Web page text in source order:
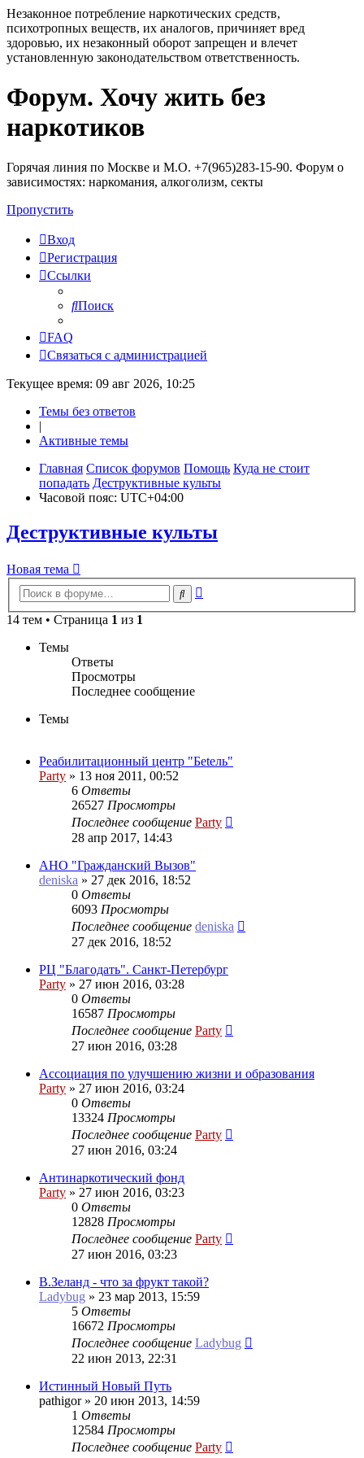
Незаконное потребление наркотических средств,
психотропных веществ, их аналогов, причиняет вред
здоровью, их незаконный оборот запрещен и влечет
установленную законодательством ответственность.
Регистрация
Форум. Хочу жить без
наркотиков
Горячая линия по Москве и М.О. +7(965)283-15-90. Форум о
зависимостях: наркомания, алкоголизм, секты
Пропустить
Вход
Регистрация
Ссылки
Поиск
FAQ
Связаться с администрацией
Текущее время: 09 авг 2026, 10:25
Темы без ответов
|
Активные темы
Главная Список форумов Помощь Куда не стоит
попадать Деструктивные культы
Часовой пояс: UTC+04:00
Деструктивные культы
Новая
тема
Новая тема
Поиск
14 тем • Страница 1 из 1
Темы
Ответы
Просмотры
Последнее сообщение
Темы
Реабилитационный центр "Беtель"
Party » 13 ноя 2011, 00:52
6 Ответы
26527 Просмотры
Последнее сообщение Party
28 апр 2017, 14:43
АНО "Гражданский Вызов"
deniska » 27 дек 2016, 18:52
0 Ответы
6093 Просмотры
Последнее сообщение deniska
27 дек 2016, 18:52
РЦ "Благодать". Санкт-Петербург
Party » 27 июн 2016, 03:28
0 Ответы
16587 Просмотры
Последнее сообщение Party
27 июн 2016, 03:28
Ассоциация по улучшению жизни и образования
Party » 27 июн 2016, 03:24
0 Ответы
13324 Просмотры
Последнее сообщение Party
27 июн 2016, 03:24
Антинаркотический фонд
Party » 27 июн 2016, 03:23
0 Ответы
12828 Просмотры
Последнее сообщение Party
27 июн 2016, 03:23
В.Зеланд - что за фрукт такой?
Ladybug » 23 мар 2013, 15:59
5 Ответы
16672 Просмотры
Последнее сообщение Ladybug
22 июн 2013, 22:31
Истинный Новый Путь
pathigor» 20 июн 2013, 14:59
1 Ответы
12584 Просмотры
Последнее сообщение Party